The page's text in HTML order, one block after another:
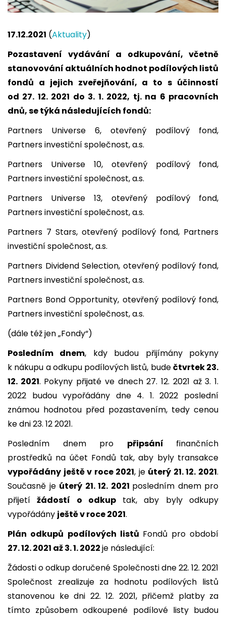
17.12.2021 (Aktuality)
Pozastavení vydávání a odkupování, včetně
stanovování aktuálních hodnot podílových listů
fondů a jejich zveřejňování, a to s účinností
od 27. 12. 2021 do 3. 1. 2022, tj. na 6 pracovních
dnů,se týká následujících fondů:
Partners Universe 6, otevřený podílový fond,
Partners investiční společnost, a.s.
Partners Universe 10, otevřený podílový fond,
Partners investiční společnost, a.s.
Partners Universe 13, otevřený podílový fond,
Partners investiční společnost, a.s.
Partners 7 Stars, otevřený podílový fond, Partners
investiční společnost, a.s.
Partners Dividend Selection, otevřený podílový fond,
Partners investiční společnost, a.s.
Partners Bond Opportunity, otevřený podílový fond,
Partners investiční společnost, a.s.
(dále též jen „Fondy“)
Posledním dnem, kdy budou přijímány pokyny
k nákupu a odkupu podílových listů, budečtvrtek 23.
12. 2021. Pokyny přijaté ve dnech 27. 12. 2021 až 3. 1.
2022 budou vypořádány dne 4. 1. 2022 poslední
známou hodnotou před pozastavením, tedy cenou
ke dni 23. 12 2021.
Posledním dnem pro připsání finančních
prostředků na účet Fondů tak, aby byly transakce
vypořádány ještě v roce 2021, je úterý 21. 12. 2021.
Současně je úterý 21. 12. 2021 posledním dnem pro
přijetížádostí o odkuptak, aby byly odkupy
vypořádány ještě v roce 2021.
Plán odkupů podílových listů Fondů pro období
27. 12. 2021 až 3. 1. 2022je následující:
Žádosti o odkup doručené Společnosti dne 22. 12. 2021
Společnost zrealizuje za hodnotu podílových listů
stanovenou ke dni 22. 12. 2021, přičemž platby za
tímto způsobem odkoupené podílové listy budou